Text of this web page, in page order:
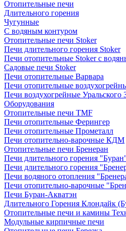
Отопительные печи
Длительного горения
Чугунные
C водяным контуром
Отопительные печи Stoker
Печи длительного горения Stoker
Печи отопительные Stoker с
Садовые печи Stoker
Печи отопительные Варвара
Печи отопительные
Печи воздухогрейные Уральского
Оборудования
Отопительные печи TMF
Печи отопительные Ферингер
Печи отопительные Прометалл
Печи отопительно-варочные КДМ
Отопительные печи Бренеран
Печи длительного горения
Печи длительного горения
Печи водяного отопления
Печи отопительно-варочные
Печи Буран-Акватэн
Длительного Горения Клондайк
Отопительные печи и камины
Модульные кирпичные печи